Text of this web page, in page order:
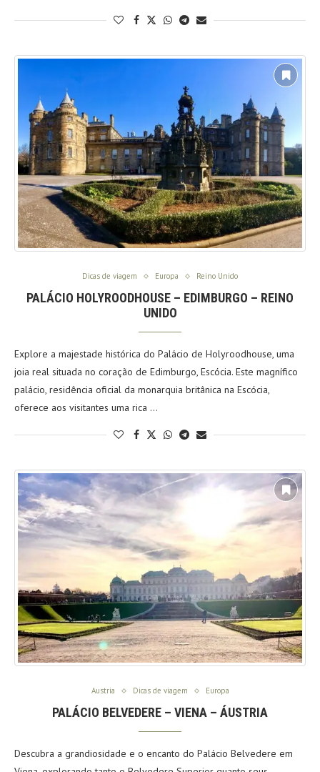
Dicas de viagem Europa Reino Unido
PALÁCIO HOLYROODHOUSE – EDIMBURGO – REINO
UNIDO
Explore a majestade histórica do Palácio de Holyroodhouse, uma
joia real situada no coração de Edimburgo, Escócia. Este magnífico
palácio, residência oficial da monarquia britânica na Escócia,
oferece aos visitantes uma rica …
Austria Dicas de viagem Europa
PALÁCIO BELVEDERE – VIENA – ÁUSTRIA
Descubra a grandiosidade e o encanto do Palácio Belvedere em